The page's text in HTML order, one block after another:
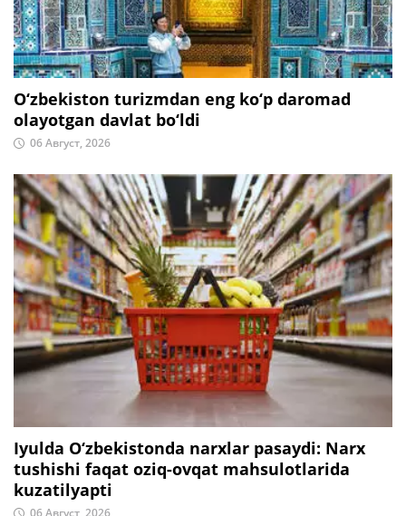
O‘zbekiston turizmdan eng ko‘p daromad
olayotgan davlat bo‘ldi
06 Август, 2026
Iyulda O‘zbekistonda narxlar pasaydi: Narx
tushishi faqat oziq-ovqat mahsulotlarida
kuzatilyapti
06 Август, 2026